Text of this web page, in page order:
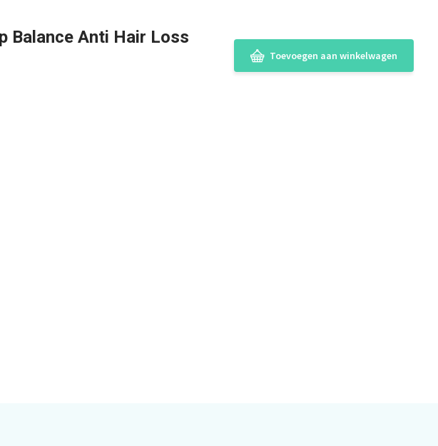
Balance Anti Hair Loss
Toevoegen aan winkelwagen